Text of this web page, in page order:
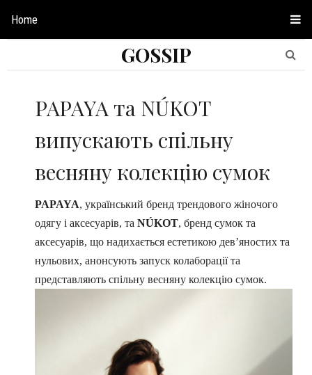
Home
GOSSIP
PAPAYA та NÚKOT
випускають спільну
весняну колекцію сумок
PAPAYA, український бренд трендового жіночого
одягу і аксесуарів, та NÚKOT, бренд сумок та
аксесуарів, що надихається естетикою девʼяностих та
нульових, анонсують запуск колаборації та
представляють спільну весняну колекцію сумок.